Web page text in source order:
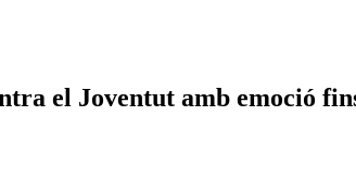
el Joventut amb emoció